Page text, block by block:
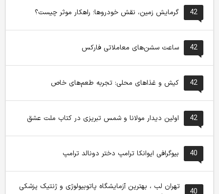
42 گرمایش زمین، نقش خودروها؛ راهکار موثر چیست؟
42 ساعت سشن‌های معاملاتی فارکس
42 کیش و غذاهای محلی: تجربه طعم‌های خاص
42 اولین دیدار مولانا و شمس تبریزی در کتاب ملت عشق
40 بیوگرافی ایوانکا ترامپ دختر دونالد ترامپ
40
تهران لب ، بهترین آزمایشگاه پاتوبیولوژی و ژنتیک پزشکی